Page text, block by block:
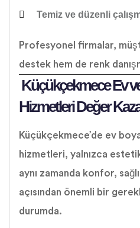
Temiz ve düzenli
Profesyonel firmalar,
destek hem de renk
Küçükçekmece Ev
Hizmetleri Değer
Küçükçekmece’de ev
hizmetleri, yalnızca
aynı zamanda konfor,
açısından önemli bir
durumda.